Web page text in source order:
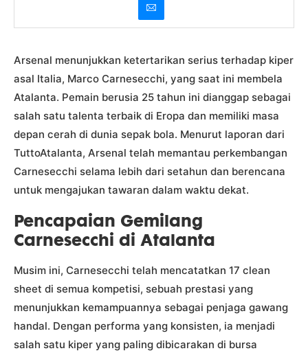
Arsenal menunjukkan ketertarikan serius terhadap kiper
asal Italia, Marco Carnesecchi, yang saat ini membela
Atalanta. Pemain berusia 25 tahun ini dianggap sebagai
salah satu talenta terbaik di Eropa dan memiliki masa
depan cerah di dunia sepak bola. Menurut laporan dari
TuttoAtalanta, Arsenal telah memantau perkembangan
Carnesecchi selama lebih dari setahun dan berencana
untuk mengajukan tawaran dalam waktu dekat.
Pencapaian Gemilang
Carnesecchi di Atalanta
Musim ini, Carnesecchi telah mencatatkan 17 clean
sheet di semua kompetisi, sebuah prestasi yang
menunjukkan kemampuannya sebagai penjaga gawang
handal. Dengan performa yang konsisten, ia menjadi
salah satu kiper yang paling dibicarakan di bursa